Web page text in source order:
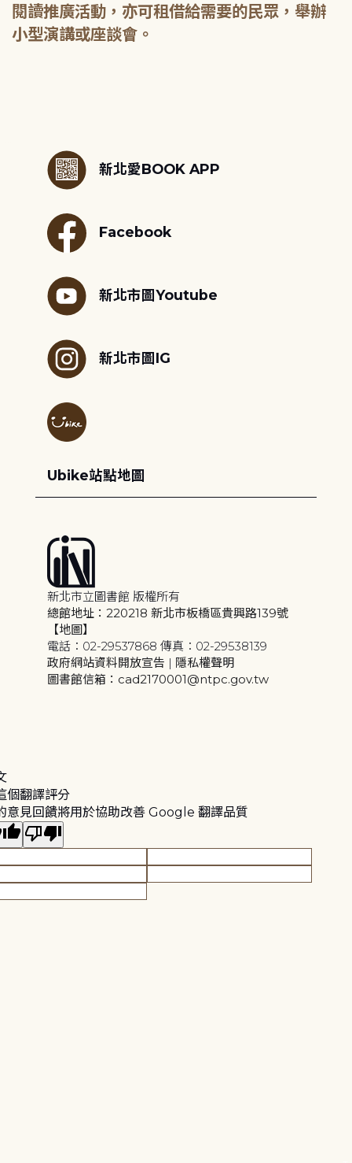
閱讀推廣活動，亦可租借給需要的民眾，舉辦
小型演講或座談會。
新北愛BOOK APP
Facebook
新北市圖Youtube
新北市圖IG
Ubike站點地圖
新北市立圖書館 版權所有
總館地址：220218 新北市板橋區貴興路139號
【地圖】
電話：02-29537868 傳真：02-29538139
政府網站資料開放宣告 | 隱私權聲明
圖書館信箱：cad2170001@ntpc.gov.tw
個翻譯評分
意見回饋將用於協助改善 Google 翻譯品質